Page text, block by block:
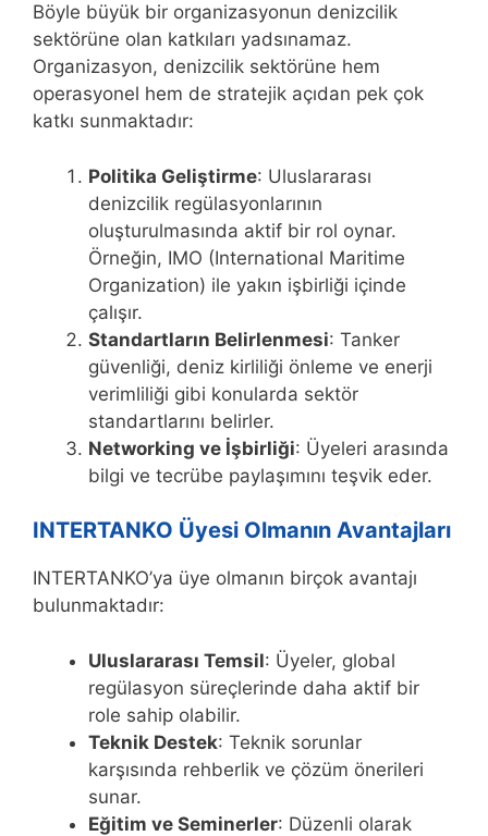
Böyle büyük bir organizasyonun denizcilik
sektörüne olan katkıları yadsınamaz.
Organizasyon, denizcilik sektörüne hem
operasyonel hem de stratejik açıdan pek çok
katkı sunmaktadır:
Politika Geliştirme: Uluslararası
denizcilik regülasyonlarının
oluşturulmasında aktif bir rol oynar.
Örneğin, IMO (International Maritime
Organization) ile yakın işbirliği içinde
çalışır.
Standartların Belirlenmesi: Tanker
güvenliği, deniz kirliliği önleme ve enerji
verimliliği gibi konularda sektör
standartlarını belirler.
Networking ve İşbirliği: Üyeleri arasında
bilgi ve tecrübe paylaşımını teşvik eder.
INTERTANKO Üyesi Olmanın Avantajları
INTERTANKO’ya üye olmanın birçok avantajı
bulunmaktadır:
Uluslararası Temsil: Üyeler, global
regülasyon süreçlerinde daha aktif bir
role sahip olabilir.
Teknik Destek: Teknik sorunlar
karşısında rehberlik ve çözüm önerileri
sunar.
Eğitim ve Seminerler: Düzenli olarak